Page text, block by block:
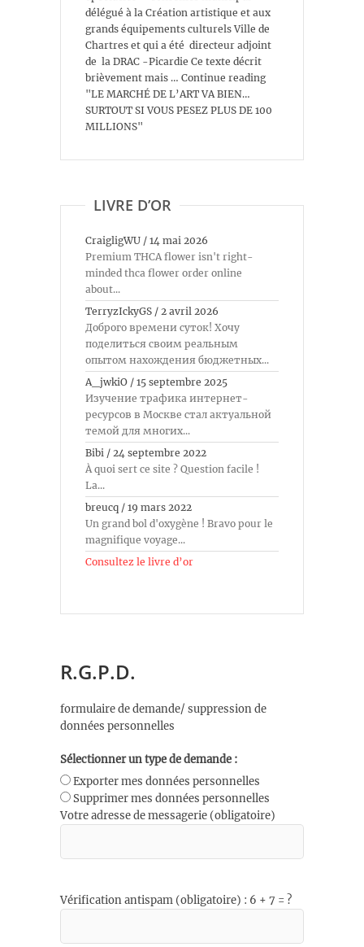
délégué à la Création artistique et aux
grands équipements culturels Ville de
Chartres et qui a été directeur adjoint
de la DRAC -Picardie Ce texte décrit
brièvement mais … Continue reading
"LE MARCHÉ DE L’ART VA BIEN…
SURTOUT SI VOUS PESEZ PLUS DE 100
MILLIONS"
LIVRE D’OR
CraigligWU / 14 mai 2026
Premium THCA flower isn't right-
minded thca flower order online
about...
TerryzIckyGS / 2 avril 2026
Доброго времени суток! Хочу
поделиться своим реальным
опытом нахождения бюджетных...
A_jwkiO / 15 septembre 2025
Изучение трафика интернет-
ресурсов в Москве стал актуальной
темой для многих...
Bibi / 24 septembre 2022
À quoi sert ce site ? Question facile !
La...
breucq / 19 mars 2022
Un grand bol d'oxygène ! Bravo pour le
magnifique voyage...
Consultez le livre d’or
R.G.P.D.
formulaire de demande/ suppression de
données personnelles
Sélectionner un type de demande :
Exporter mes données personnelles
Supprimer mes données personnelles
Votre adresse de messagerie (obligatoire)
Vérification antispam (obligatoire) : 6 + 7 = ?